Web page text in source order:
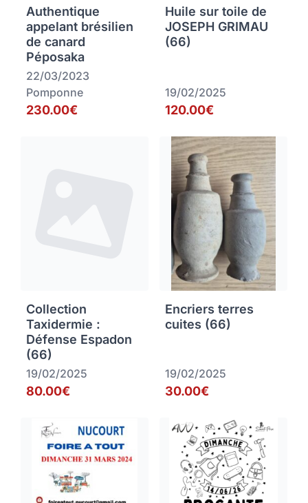
Authentique
appelant brésilien
de canard
Péposaka
22/03/2023
Pomponne
230.00€
Huile sur toile de
JOSEPH GRIMAU
(66)
19/02/2025
120.00€
Collection
Taxidermie :
Défense Espadon
(66)
19/02/2025
80.00€
Encriers terres
cuites (66)
19/02/2025
30.00€